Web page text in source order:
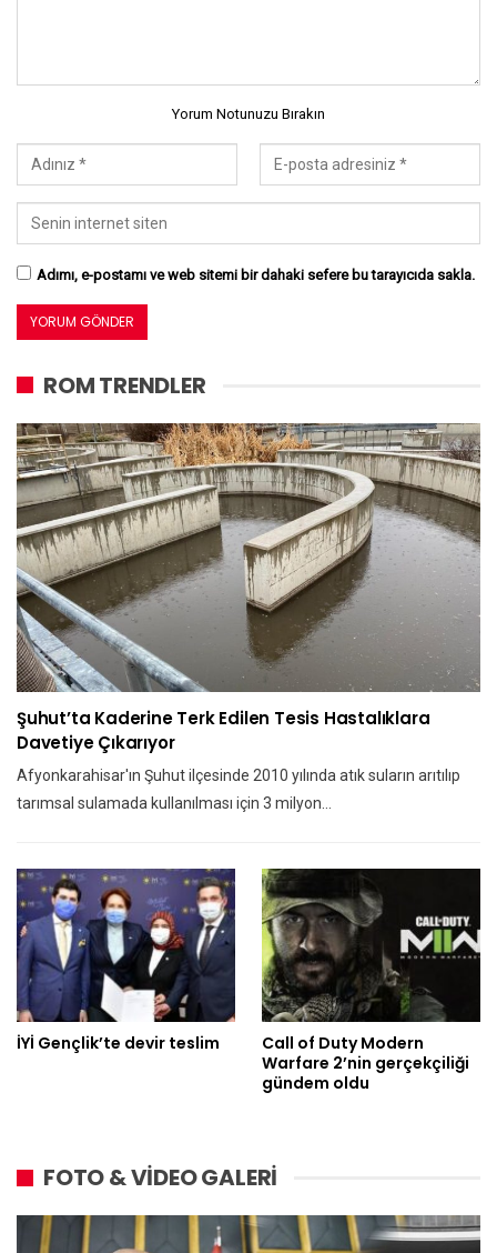
Yorum Notunuzu Bırakın
Adımı, e-postamı ve web sitemi bir dahaki sefere bu tarayıcıda sakla.
ROM TRENDLER
Şuhut’ta Kaderine Terk Edilen Tesis Hastalıklara
Davetiye Çıkarıyor
Afyonkarahisar'ın Şuhut ilçesinde 2010 yılında atık suların arıtılıp
tarımsal sulamada kullanılması için 3 milyon…
İYİ Gençlik’te devir teslim
Call of Duty Modern
Warfare 2’nin gerçekçiliği
gündem oldu
FOTO & VİDEO GALERİ